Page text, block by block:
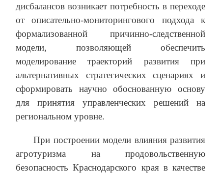
дисбалансов возникает потребность в переходе
от описательно-мониторингового подхода к
формализованной причинно-следственной
модели, позволяющей обеспечить
моделирование траекторий развития при
альтернативных стратегических сценариях и
сформировать научно обоснованную основу
для принятия управленческих решений на
региональном уровне.
При построении модели влияния развития
агротуризма на продовольственную
безопасность Краснодарского края в качестве